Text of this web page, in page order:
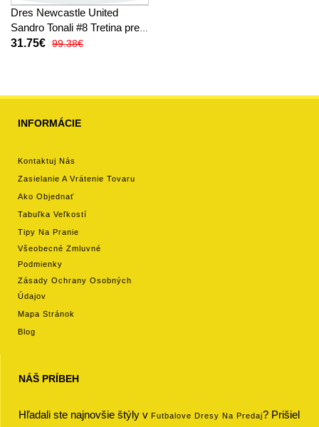
Dres Newcastle United
Sandro Tonali #8 Tretina pre
Ženy 2025-26 Krátky Rukáv
31.75€ 99.38€
INFORMÁCIE
Kontaktuj Nás
Zasielanie A Vrátenie Tovaru
Ako Objednať
Tabuľka Veľkostí
Tipy Na Pranie
Všeobecné Zmluvné
Podmienky
Zásady Ochrany Osobných
Údajov
Mapa Stránok
Blog
NÁŠ PRÍBEH
Hľadali ste najnovšie štýly v Futbalove Dresy Na Predaj? Prišiel